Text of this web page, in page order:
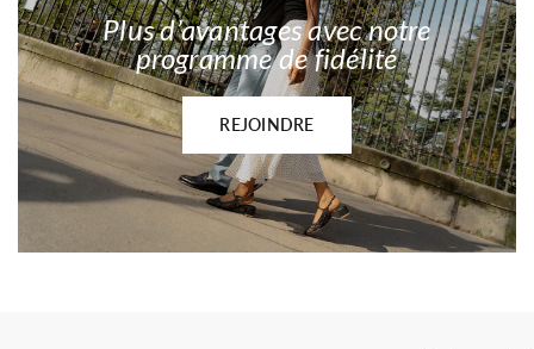
Plus d’avantages avec notre
programme de fidélité
REJOINDRE